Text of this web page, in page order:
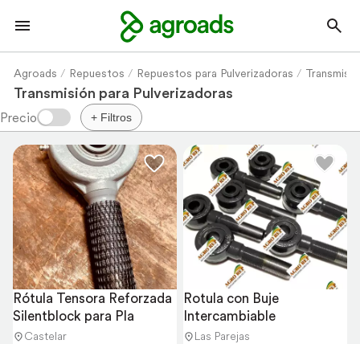
Agroads Repuestos Repuestos para Pulverizadoras
Transmisión para Pulverizadoras
+ Filtros
Rótula Tensora Reforzada
Silentblock para Pla
Castelar
Rotula con Buje
Intercambiable
Las Parejas